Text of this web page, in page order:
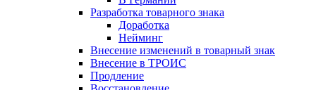
Разработка товарного знака
Доработка
Нейминг
Внесение изменений в товарный знак
Внесение в ТРОИС
Продление